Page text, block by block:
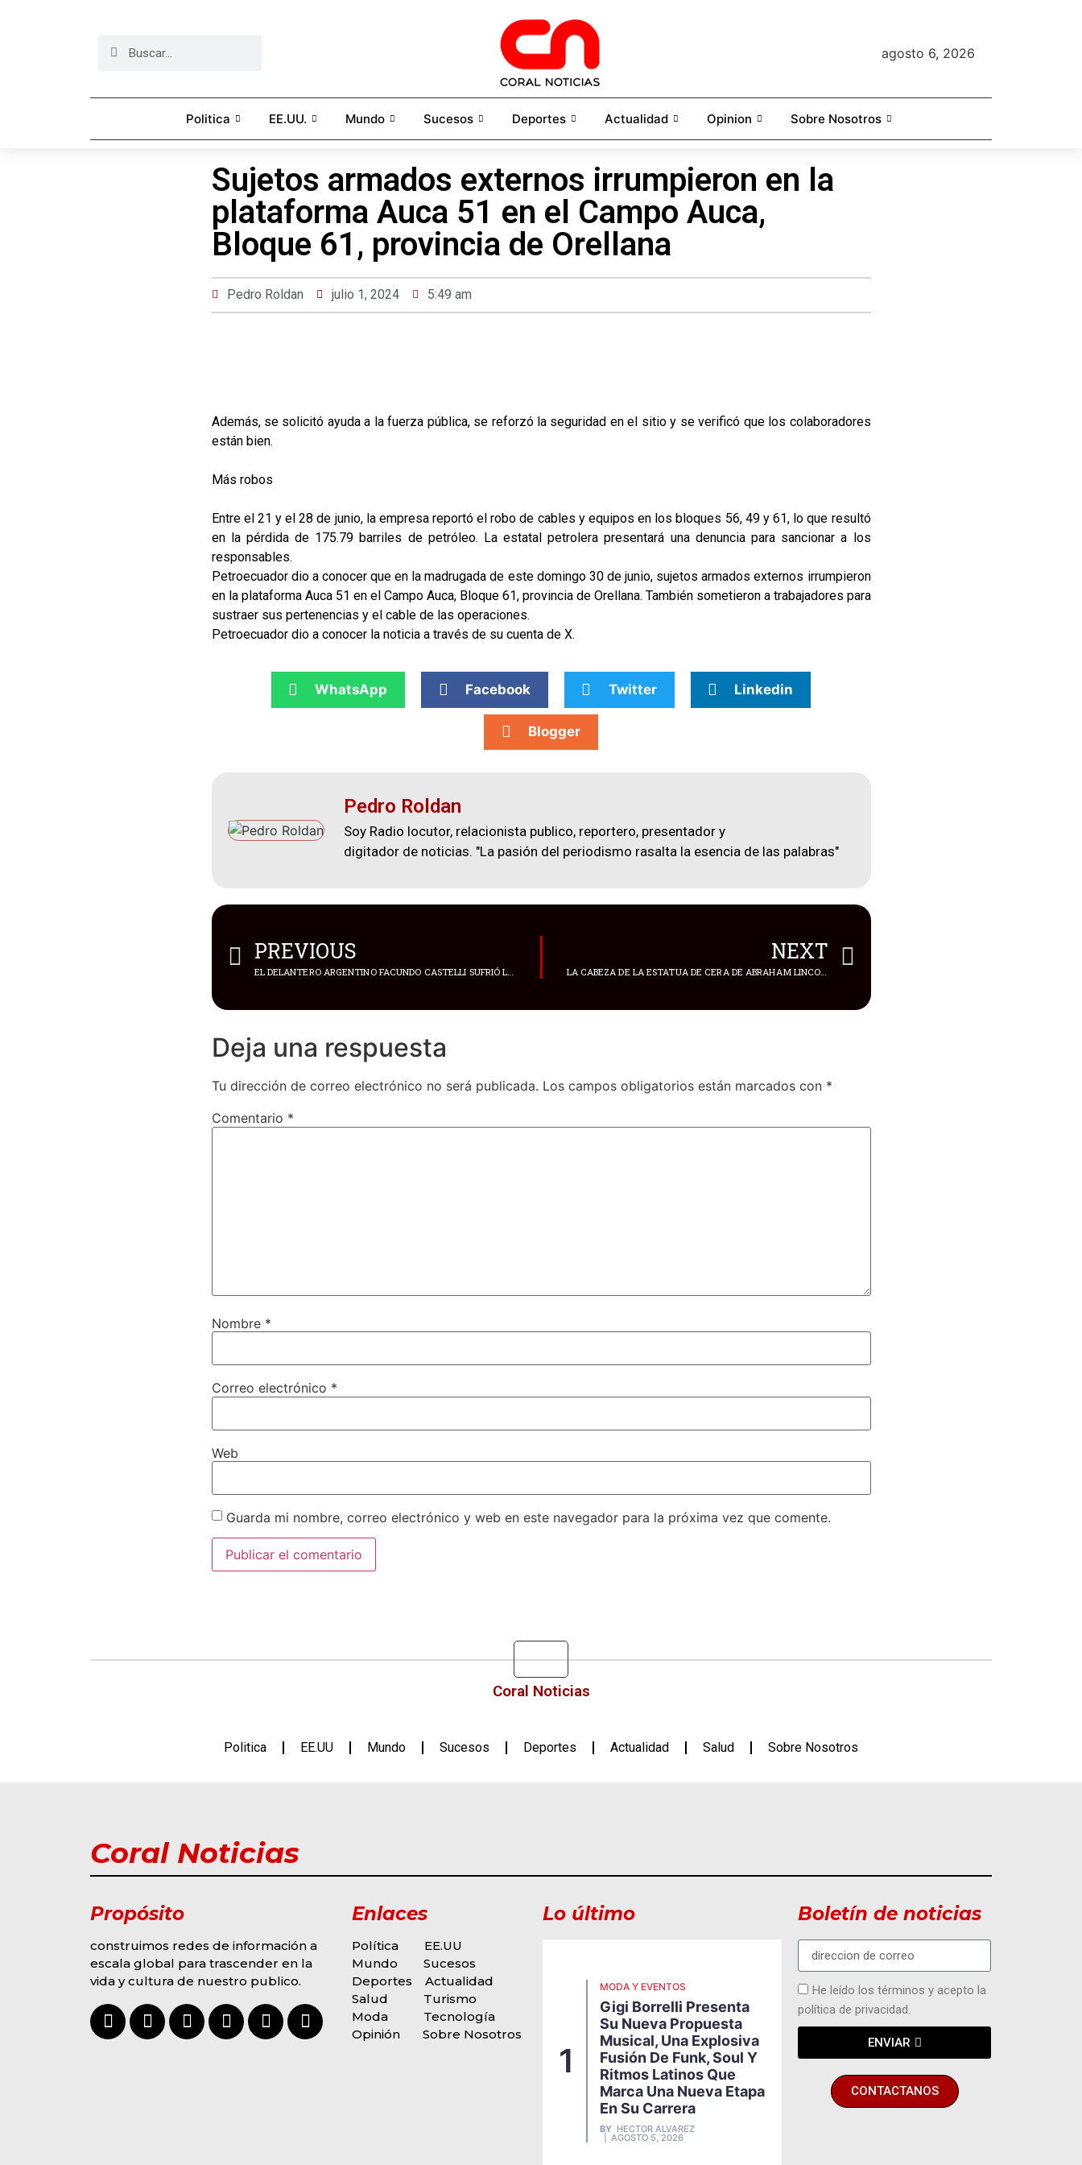
agosto 6, 2026
Politica EE.UU. Mundo Sucesos Deportes Actualidad Opinion Sobre Nosotros
Sujetos armados externos irrumpieron en la
plataforma Auca 51 en el Campo Auca,
Bloque 61, provincia de Orellana
Pedro Roldan julio 1, 2024 5:49 am
Además, se solicitó ayuda a la fuerza pública, se reforzó la seguridad en el sitio y se verificó que los colaboradores
están bien.
Más robos
Entre el 21 y el 28 de junio, la empresa reportó el robo de cables y equipos en los bloques 56, 49 y 61, lo que resultó
en la pérdida de 175.79 barriles de petróleo. La estatal petrolera presentará una denuncia para sancionar a los
responsables.
Petroecuador dio a conocer que en la madrugada de este domingo 30 de junio, sujetos armados externos irrumpieron
en la plataforma Auca 51 en el Campo Auca, Bloque 61, provincia de Orellana. También sometieron a trabajadores para
sustraer sus pertenencias y el cable de las operaciones.
Petroecuador dio a conocer la noticia a través de su cuenta de X.
WhatsApp Facebook Twitter Linkedin
Blogger
Pedro Roldan
Soy Radio locutor, relacionista publico, reportero, presentador y
digitador de noticias. "La pasión del periodismo rasalta la esencia de las palabras"
PREVIOUS
EL DELANTERO ARGENTINO FACUNDO CASTELLI SUFRIÓ LA ROTURA DEL LIGAMENTO
NEXT
LA CABEZA DE LA ESTATUA DE CERA DE ABRAHAM LINCOLN SE DERRITIÓ POR LA OLA DE CALOR
Deja una respuesta
Tu dirección de correo electrónico no será publicada. Los campos obligatorios están marcados con *
Comentario *
Nombre *
Correo electrónico *
Web
Guarda mi nombre, correo electrónico y web en este navegador para la próxima vez que comente.
Coral Noticias
Politica EE.UU Mundo Sucesos Deportes Actualidad Salud Sobre Nosotros
Coral Noticias
Propósito
construimos redes de información a
escala global para trascender en la
vida y cultura de nuestro publico.
Enlaces
Política
EE.UU
Mundo
Sucesos
Deportes
Actualidad
Salud
Turismo
Moda
Tecnología
Opinión
Sobre Nosotros
Lo último
1
MODA Y EVENTOS
Gigi Borrelli Presenta
Su Nueva Propuesta
Musical, Una Explosiva
Fusión De Funk, Soul Y
Ritmos Latinos Que
Marca Una Nueva Etapa
En Su Carrera
BY HECTOR ALVAREZ
AGOSTO 5, 2026
2
MODA Y EVENTOS
María Gabriela
Betancourt Aspira A
Convertirse En La
Miss Turismo
Venezuela
Boletín de noticias
He leído los términos y acepto la
política de privacidad.
ENVIAR
CONTACTANOS